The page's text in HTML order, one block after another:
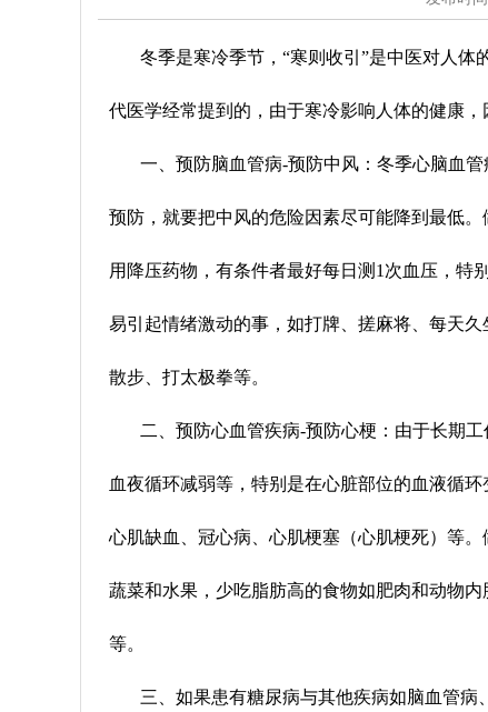
冬季是寒冷季节，“寒则收引 ”是中医对人体
代医学经常提到的，由于寒冷影响人体的健康
一、预防脑血管病-预防中风：冬季心脑血
预防，就要把中风的危险因素尽可能降到最低。
用降压药物，有条件者最好每日测1次血压，特
易引起情绪激动的事，如打牌、搓麻将 、每天
散步、打太极拳等。
二、预防心血管疾病-预防心梗：由于长期
血夜循环减弱等，特别是在心脏部位的血液循
心肌缺血、冠心病、心肌梗塞（心肌梗死）等。
蔬菜和水果，少吃脂肪高的食物如肥肉和动物内
等。
三、如果患有糖尿病与其他疾病如脑血管病、